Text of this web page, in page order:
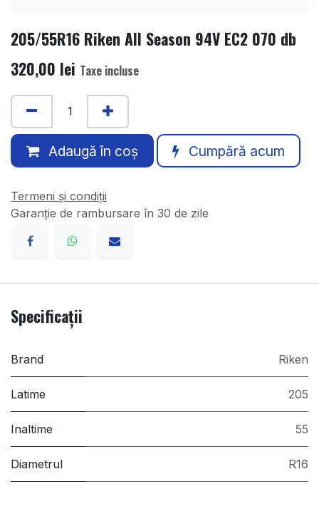
205/55R16 Riken All Season 94V EC2 070 db
320,00 lei Taxe incluse
Adaugă în coș Cumpără acum
Termeni și condiții
Garanție de rambursare în 30 de zile
Specificații
Brand Riken
Latime 205
Inaltime 55
Diametrul R16